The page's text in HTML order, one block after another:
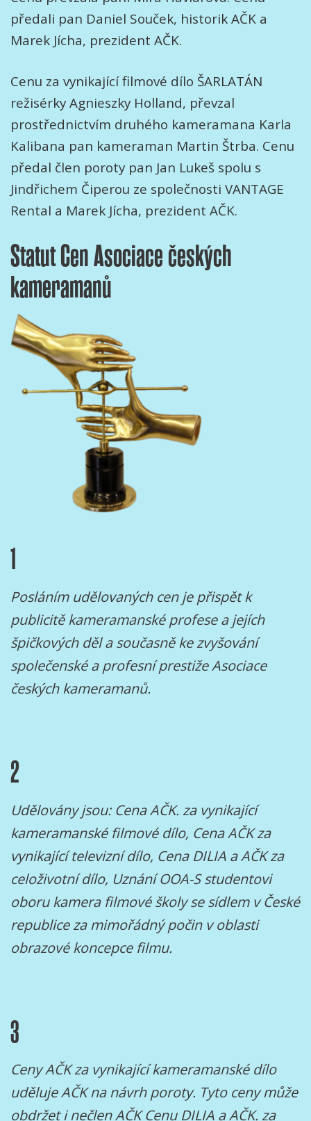
předali pan Daniel Souček, historik AČK a
Marek Jícha, prezident AČK.
Cenu za vynikající filmové dílo ŠARLATÁN
režisérky Agnieszky Holland, převzal
prostřednictvím druhého kameramana Karla
Kalibana pan kameraman Martin Štrba. Cenu
předal člen poroty pan Jan Lukeš spolu s
Jindřichem Čiperou ze společnosti VANTAGE
Rental a Marek Jícha, prezident AČK.
Statut Cen Asociace českých
kameramanů
1
Posláním udělovaných cen je přispět k
publicitě kameramanské profese a jejích
špičkových děl a současně ke zvyšování
společenské a profesní prestiže Asociace
českých kameramanů.
2
Udělovány jsou: Cena AČK. za vynikající
kameramanské filmové dílo, Cena AČK za
vynikající televizní dílo, Cena DILIA a AČK za
celoživotní dílo, Uznání OOA-S studentovi
oboru kamera filmové školy se sídlem v České
republice za mimořádný počin v oblasti
obrazové koncepce filmu.
3
Ceny AČK za vynikající kameramanské dílo
uděluje AČK na návrh poroty. Tyto ceny může
obdržet i nečlen AČK Cenu DILIA a AČK. za